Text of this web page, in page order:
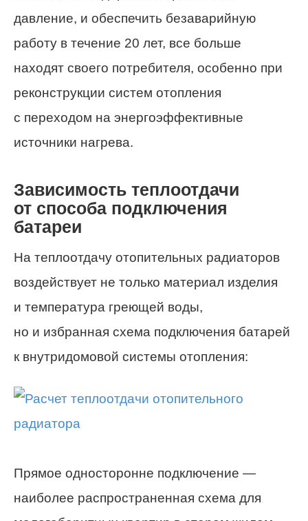
давление, и обеспечить безаварийную
работу в течение 20 лет, все больше
находят своего потребителя, особенно при
реконструкции систем отопления
с переходом на энергоэффективные
источники нагрева.
Зависимость теплоотдачи
от способа подключения
батареи
На теплоотдачу отопительных радиаторов
воздействует не только материал изделия
и температура греющей воды,
но и избранная схема подключения батарей
к внутридомовой системы отопления:
Прямое односторонне подключение —
наиболее распространенная схема для